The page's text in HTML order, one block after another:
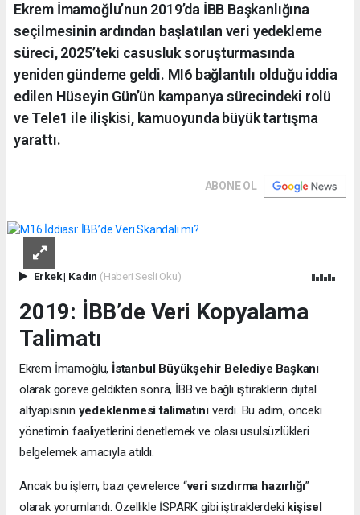
Ekrem İmamoğlu’nun 2019’da İBB Başkanlığına
seçilmesinin ardından başlatılan veri yedekleme
süreci, 2025’teki casusluk soruşturmasında
yeniden gündeme geldi. MI6 bağlantılı olduğu iddia
edilen Hüseyin Gün’ün kampanya sürecindeki rolü
ve Tele1 ile ilişkisi, kamuoyunda büyük tartışma
yarattı.
ABONE OL
Erkek| Kadın (Haberi Sesli Oku)
2019: İBB’de Veri Kopyalama
Talimatı
Ekrem İmamoğlu, İstanbul Büyükşehir Belediye Başkanı
olarak göreve geldikten sonra, İBB ve bağlı iştiraklerin dijital
altyapısının yedeklenmesi talimatını verdi. Bu adım, önceki
yönetimin faaliyetlerini denetlemek ve olası usulsüzlükleri
belgelemek amacıyla atıldı.
Ancak bu işlem, bazı çevrelerce “veri sızdırma hazırlığı”
olarak yorumlandı. Özellikle İSPARK gibi iştiraklerdeki kişisel